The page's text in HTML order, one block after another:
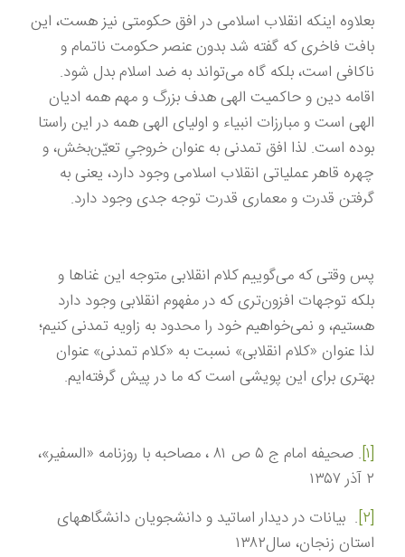
بعلاوه اینکه انقلاب اسلامی در افق حکومتی نیز هست، این
بافت فاخری که گفته شد بدون عنصر حکومت ناتمام و
ناکافی است، بلکه گاه می‌تواند به ضد اسلام بدل شود.
اقامه دین و حاکمیت الهی هدف بزرگ و مهم همه ادیان
الهی است و مبارزات انبیاء و اولیای الهی همه در این راستا
بوده است. لذا افق تمدنی به عنوان خروجیِ تعیّن‌بخش، و
چهره قاهر عملیاتی انقلاب اسلامی وجود دارد، یعنی به
گرفتن قدرت و معماری قدرت توجه جدی وجود دارد.
پس وقتی که می‌گوییم کلام انقلابی متوجه این غناها و
بلکه توجهات افزون‌تری که در مفهوم انقلابی وجود دارد
هستیم، و نمی‌خواهیم خود را محدود به زاویه تمدنی کنیم؛
لذا عنوان «کلام انقلابی» نسبت به «کلام تمدنی» عنوان
بهتری برای این پویشی است که ما در پیش گرفته‌ایم.
[۱]
. صحیفه امام ج ۵ ص ۸۱ ، مصاحبه با روزنامه «السفير»،
۲ آذر ۱۳۵۷
[۲] . بيانات در ديدار اساتيد و دانشجويان دانشگاههاى
استان زنجان، سال‏۱۳۸۲